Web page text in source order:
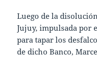
Luego de la
Jujuy, impulsada por
para tapar los
de dicho Banco,